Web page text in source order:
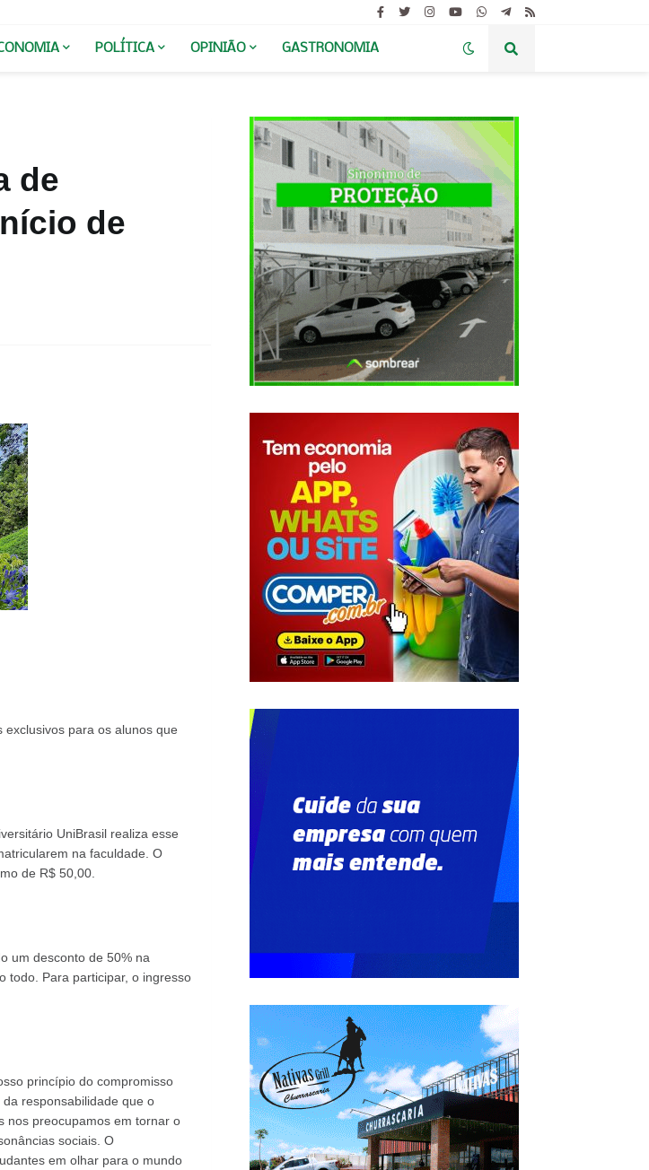
POLÍTICA OPINIÃO GASTRONOMIA
de
de
para os alunos que
UniBrasil realiza esse
na faculdade. O
de R$ 50,00.
um desconto de 50% na
todo. Para participar, o ingresso
princípio do compromisso
responsabilidade que o
nos preocupamos em tornar o
sociais. O
em olhar para o mundo